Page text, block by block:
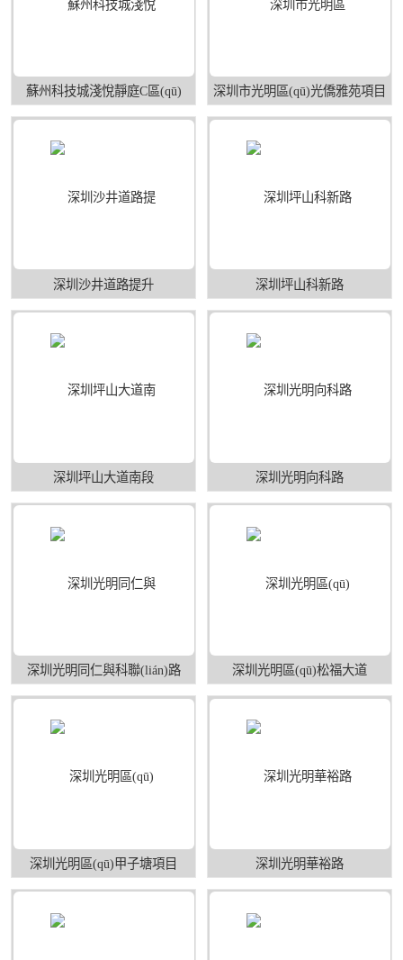
蘇州科技城淺悅靜庭C區(qū) 深圳市光明區(qū)光僑雅苑項目
深圳沙井道路提升 深圳坪山科新路
深圳坪山大道南段 深圳光明向科路
深圳光明同仁與科聯(lián)路 深圳光明區(qū)松福大道
深圳光明區(qū)甲子塘項目 深圳光明華裕路